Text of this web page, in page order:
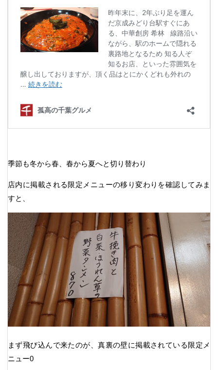
季節も冬から春、春から夏へと切り替わり
店内に掲載される限定メニューの移り変わりを確認してみま
すと、
まず飛び込んで来たのが、真裏の壁に掲載されている限定メ
ニュー0